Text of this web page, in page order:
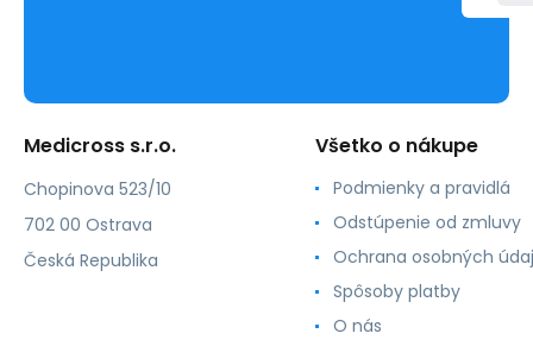
Medicross s.r.o.
Chopinova 523/10
702 00 Ostrava
Česká Republika
Všetko o nákupe
Podmienky a pravidlá
Odstúpenie od zmluvy
Ochrana osobných
Spôsoby platby
O nás